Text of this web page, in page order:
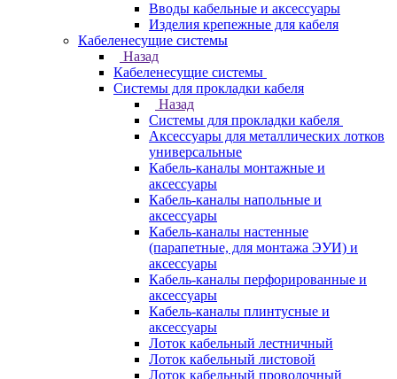
Вводы кабельные и аксессуары
Изделия крепежные для кабеля
Кабеленесущие системы
Назад
Кабеленесущие системы
Системы для прокладки кабеля
Назад
Системы для прокладки кабеля
Аксессуары для металлических лотков
универсальные
Кабель-каналы монтажные и
аксессуары
Кабель-каналы напольные и
аксессуары
Кабель-каналы настенные
(парапетные, для монтажа ЭУИ) и
аксессуары
Кабель-каналы перфорированные и
аксессуары
Кабель-каналы плинтусные и
аксессуары
Лоток кабельный лестничный
Лоток кабельный листовой
Лоток кабельный проволочный